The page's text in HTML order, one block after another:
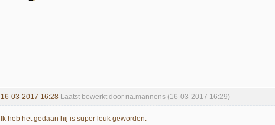
16-03-2017 16:28 Laatst bewerkt door ria.mannens (16-03-2017 16:29)
Ik heb het gedaan hij is super leuk geworden.